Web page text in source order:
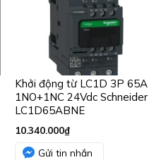
Khởi động từ LC1D 3P 65A
1NO+1NC 24Vdc Schneider
LC1D65ABNE
10.340.000₫
Gửi tin nhắn